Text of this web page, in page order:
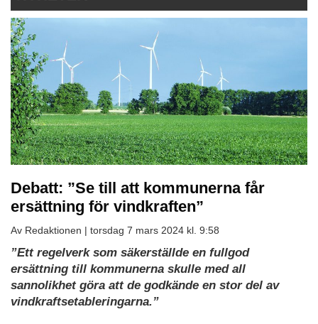
Debatt: ”Se till att kommunerna får
ersättning för vindkraften”
Av Redaktionen | torsdag 7 mars 2024 kl. 9:58
”Ett regelverk som säkerställde en fullgod
ersättning till kommunerna skulle med all
sannolikhet göra att de godkände en stor del av
vindkraftsetableringarna.”